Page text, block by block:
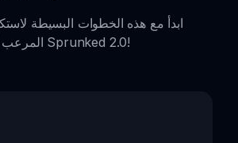
ابدأ مع هذه الخطوات البسيطة
المرعب لـ Sprunked 2.0!